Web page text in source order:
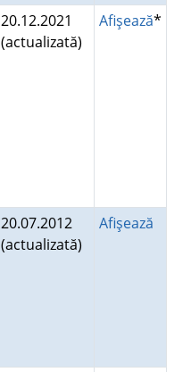
20.12.2021
(actualizată)
Afişează*
20.07.2012
(actualizată)
Afişează